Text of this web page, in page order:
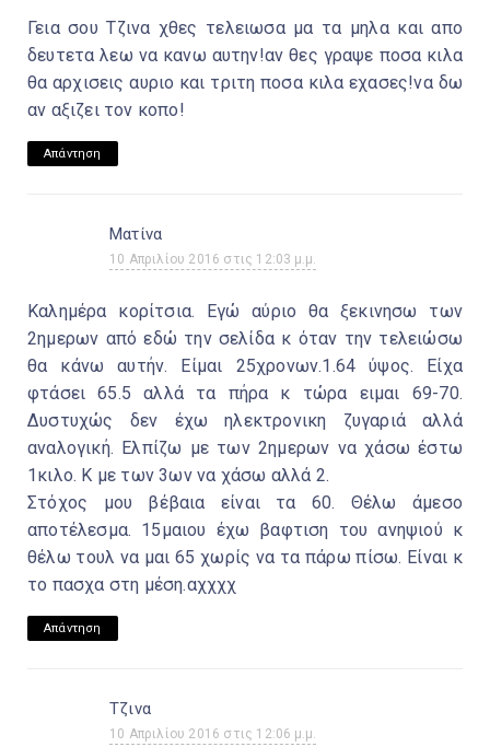
Γεια σου Τζινα χθες τελειωσα μα τα μηλα και απο
δευτετα λεω να κανω αυτην!αν θες γραψε ποσα κιλα
θα αρχισεις αυριο και τριτη ποσα κιλα εχασες!να δω
αν αξιζει τον κοπο!
Απάντηση
Ματίνα
10 Απριλίου 2016 στις 12:03 μ.μ.
Καλημέρα κορίτσια. Εγώ αύριο θα ξεκινησω των
2ημερων από εδώ την σελίδα κ όταν την τελειώσω
θα κάνω αυτήν. Είμαι 25χρονων.1.64 ύψος. Είχα
φτάσει 65.5 αλλά τα πήρα κ τώρα ειμαι 69-70.
Δυστυχώς δεν έχω ηλεκτρονικη ζυγαριά αλλά
αναλογική. Ελπίζω με των 2ημερων να χάσω έστω
1κιλο. Κ με των 3ων να χάσω αλλά 2.
Στόχος μου βέβαια είναι τα 60. Θέλω άμεσο
αποτέλεσμα. 15μαιου έχω βαφτιση του ανηψιού κ
θέλω τουλ να μαι 65 χωρίς να τα πάρω πίσω. Είναι κ
το πασχα στη μέση.αχχχχ
Απάντηση
Τζινα
10 Απριλίου 2016 στις 12:06 μ.μ.